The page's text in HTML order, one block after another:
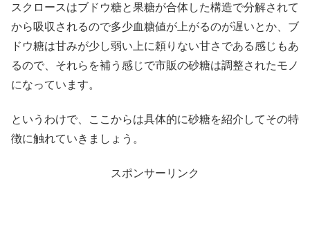
スクロースはブドウ糖と果糖が合体した構造で分解されて
から吸収されるので多少血糖値が上がるのが遅いとか、ブ
ドウ糖は甘みが少し弱い上に頼りない甘さである感じもあ
るので、それらを補う感じで市販の砂糖は調整されたモノ
になっています。
というわけで、ここからは具体的に砂糖を紹介してその特
徴に触れていきましょう。
スポンサーリンク